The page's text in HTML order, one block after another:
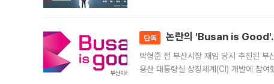
단독 논란의 'Busan is
박형준 전 부산시장 재임 당시 추진된
용산 대통령실 상징체계(CI) 개발에 참